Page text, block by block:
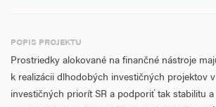
POPIS PROJEKTU
Prostriedky alokované na finančné nástroje
k realizácii dlhodobých investičných projektov
investičných priorít SR a podporiť tak stabilitu